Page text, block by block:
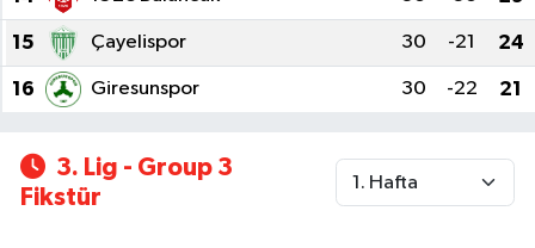
15 Çayelispor 30 -21 24
16 Giresunspor 30 -22 21
3. Lig - Group 3
Fikstür